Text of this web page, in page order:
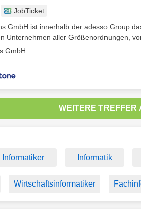
JobTicket
GmbH ist innerhalb der adesso Group
Unternehmen aller Größenordnungen,
GmbH
WEITERE TREFFER
Informatiker Informatik
Wirtschaftsinformatiker